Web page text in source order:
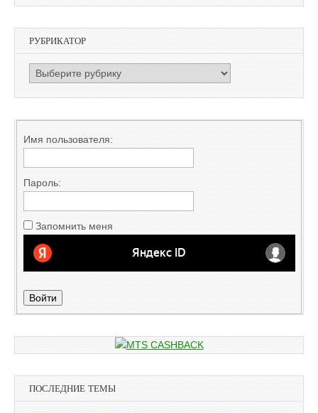
РУБРИКАТОР
РУБРИКАТОР
Имя пользователя:
Пароль:
Запомнить меня
Войти
ПОСЛЕДНИЕ ТЕМЫ